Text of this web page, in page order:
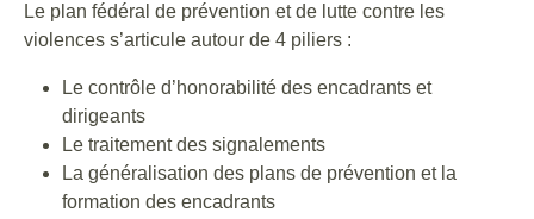
Le plan fédéral de prévention et de lutte contre les
violences s’articule autour de 4 piliers :
Le contrôle d’honorabilité des encadrants et
dirigeants
Le traitement des signalements
La généralisation des plans de prévention et la
formation des encadrants